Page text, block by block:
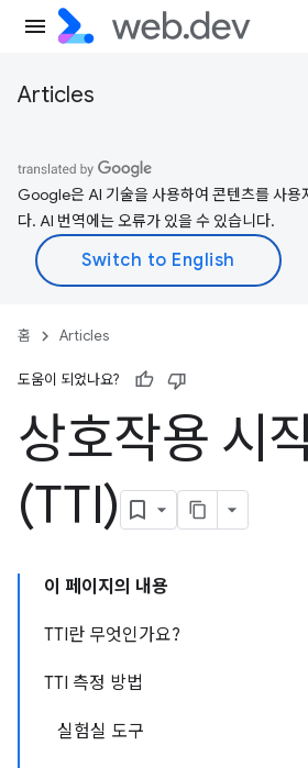
Articles
Google은 AI 기술을 사용하여 콘텐츠를 사용
다. AI 번역에는 오류가 있을 수 있습니다.
홈 Articles
도움이 되었나요?
상호작용 시
(TTI)
이 페이지의 내용
TTI란 무엇인가요?
TTI 측정 방법
실험실 도구